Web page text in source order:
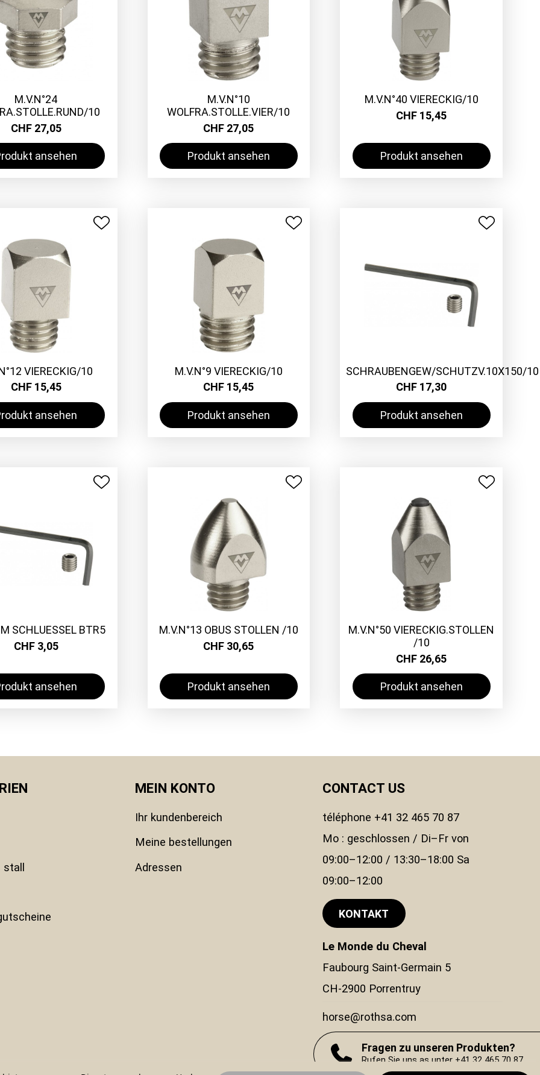
Fragen zu unseren Produkten?
Rufen Sie uns as unter +41 32 465 70 87
M.V.N°24
10
CHF 27,05
ansehen
M.V.N°10
WOLFRA.STOLLE.VIER/10
CHF 27,05
Produkt ansehen
M.V.N°40 VIERECKIG/10
CHF 15,45
Produkt ansehen
VIERECKIG/10
CHF 15,45
ansehen
M.V.N°9 VIERECKIG/10
CHF 15,45
Produkt ansehen
SCHRAUBENGEW/SCHUTZV.10X150/10
CHF 17,30
Produkt ansehen
SCHLUESSEL BTR5
CHF 3,05
ansehen
M.V.N°13 OBUS STOLLEN /10
CHF 30,65
Produkt ansehen
M.V.N°50 VIERECKIG.STOLLEN
/10
CHF 26,65
Produkt ansehen
stall
MEIN KONTO
ihr kundenbereich
meine bestellungen
adressen
CONTACT US
téléphone +41 32 465 70 87
Mo : geschlossen / Di–Fr von
09:00–12:00 / 13:30–18:00 Sa
09:00–12:00
KONTAKT
Le Monde du Cheval
Faubourg Saint-Germain 5
CH-2900 Porrentruy
horse@rothsa.com